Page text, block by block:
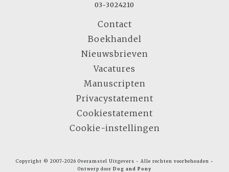
03-3024210
Contact
Boekhandel
Nieuwsbrieven
Vacatures
Manuscripten
Privacystatement
Cookiestatement
Cookie-instellingen
Copyright © 2007-2026 Overamstel Uitgevers - Alle rechten voorbehouden -
Ontwerp door Dog and Pony